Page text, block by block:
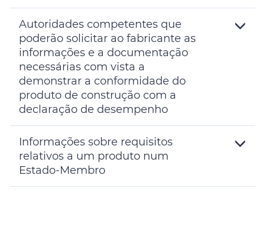
Details
Autoridades competentes que
poderão solicitar ao fabricante as
informações e a documentação
necessárias com vista a
demonstrar a conformidade do
produto de construção com a
declaração de desempenho
Details
Informações sobre requisitos
relativos a um produto num
Estado-Membro